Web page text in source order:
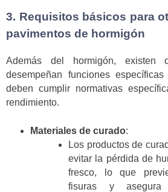
3. Requisitos básicos para
pavimentos de hormigón
Además del hormigón, existen
desempeñan funciones
deben cumplir normativas
rendimiento.
Materiales de curado:
Los productos de
evitar la pérdida de
fresco, lo que
fisuras y